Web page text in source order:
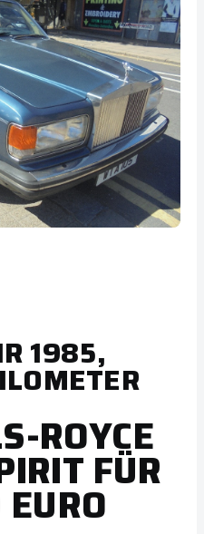
1985,
ROYCE
FÜR